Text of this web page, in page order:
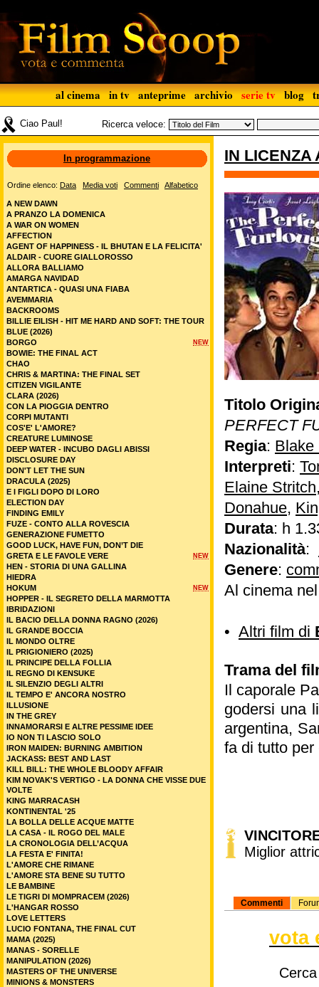
al cinema in tv anteprime archivio serie tv blog
Ciao Paul! Ricerca veloce:
IN LICENZA
Titolo
PERFECT
Regia: Blake
Interpreti:
Elaine Stritch
Donahue,
Durata: h
Nazionalità:
Genere:
Al cinema
• Altri film di
Trama del
Il caporale
godersi una
argentina,
fa di tutto
Miglior
Commenti
vota
In programmazione
Ordine elenco: Data Media voti Commenti Alfabetico
A NEW DAWN
A PRANZO LA DOMENICA
A WAR ON WOMEN
AFFECTION
AGENT OF HAPPINESS - IL BHUTAN E LA FELICITA'
ALDAIR - CUORE GIALLOROSSO
ALLORA BALLIAMO
AMARGA NAVIDAD
ANTARTICA - QUASI UNA FIABA
AVEMMARIA
BACKROOMS
BILLIE EILISH - HIT ME HARD AND SOFT: THE TOUR
BLUE (2026)
NEW
BORGO
BOWIE: THE FINAL ACT
CHAO
CHRIS & MARTINA: THE FINAL SET
CITIZEN VIGILANTE
CLARA (2026)
CON LA PIOGGIA DENTRO
CORPI MUTANTI
COS'E' L'AMORE?
CREATURE LUMINOSE
DEEP WATER - INCUBO DAGLI ABISSI
DISCLOSURE DAY
DON'T LET THE SUN
DRACULA (2025)
E I FIGLI DOPO DI LORO
ELECTION DAY
FINDING EMILY
FUZE - CONTO ALLA ROVESCIA
GENERAZIONE FUMETTO
GOOD LUCK, HAVE FUN, DON’T DIE
NEW
GRETA E LE FAVOLE VERE
HEN - STORIA DI UNA GALLINA
HIEDRA
NEW
HOKUM
HOPPER - IL SEGRETO DELLA MARMOTTA
IBRIDAZIONI
IL BACIO DELLA DONNA RAGNO (2026)
IL GRANDE BOCCIA
IL MONDO OLTRE
IL PRIGIONIERO (2025)
IL PRINCIPE DELLA FOLLIA
IL REGNO DI KENSUKE
IL SILENZIO DEGLI ALTRI
IL TEMPO E' ANCORA NOSTRO
ILLUSIONE
IN THE GREY
INNAMORARSI E ALTRE PESSIME IDEE
IO NON TI LASCIO SOLO
IRON MAIDEN: BURNING AMBITION
JACKASS: BEST AND LAST
KILL BILL: THE WHOLE BLOODY AFFAIR
KIM NOVAK'S VERTIGO - LA DONNA CHE VISSE DUE
VOLTE
KING MARRACASH
KONTINENTAL '25
LA BOLLA DELLE ACQUE MATTE
LA CASA - IL ROGO DEL MALE
LA CRONOLOGIA DELL’ACQUA
LA FESTA E' FINITA!
L'AMORE CHE RIMANE
L'AMORE STA BENE SU TUTTO
LE BAMBINE
LE TIGRI DI MOMPRACEM (2026)
L'HANGAR ROSSO
LOVE LETTERS
LUCIO FONTANA, THE FINAL CUT
MAMA (2025)
MANAS - SORELLE
MANIPULATION (2026)
MASTERS OF THE UNIVERSE
MINIONS & MONSTERS